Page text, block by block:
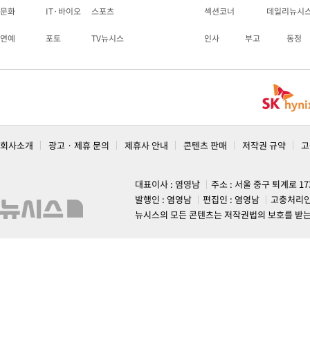
문화 IT·바이오 스포츠
연예 포토 TV뉴시스
섹션코너 데일리뉴시
인사 부고 동정
회사소개 광고 · 제휴 문의 제휴사 안내 콘텐츠 판매 저작권 규약
대표이사 : 염영남
주소 : 서울 중구 퇴계로
발행인 : 염영남
편집인 : 염영남
고충처리
뉴시스의 모든 콘텐츠는 저작권법의 보호를